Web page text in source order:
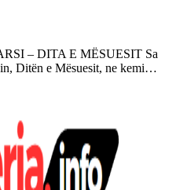
– DITA E MËSUESIT Sa
Ditën e Mësuesit, ne kemi…